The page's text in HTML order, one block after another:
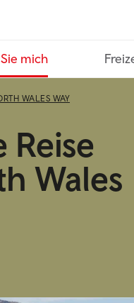
mich
WALES WAY
Reise
Wales